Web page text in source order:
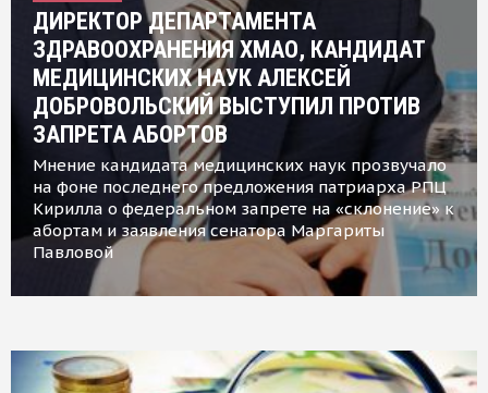
ДИРЕКТОР ДЕПАРТАМЕНТА
ЗДРАВООХРАНЕНИЯ ХМАО, КАНДИДАТ
МЕДИЦИНСКИХ НАУК АЛЕКСЕЙ
ДОБРОВОЛЬСКИЙ ВЫСТУПИЛ ПРОТИВ
ЗАПРЕТА АБОРТОВ
Мнение кандидата медицинских наук прозвучало
на фоне последнего предложения патриарха РПЦ
Кирилла о федеральном запрете на «склонение» к
абортам и заявления сенатора Маргариты
Павловой